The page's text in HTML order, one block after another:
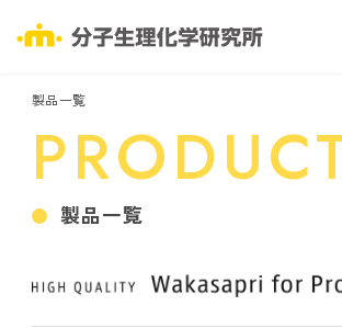
製品一覧
製品一覧